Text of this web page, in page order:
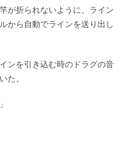
が折られないように、ライン
から自動でラインを送り出し
ンを引き込む時のドラグの音
た。